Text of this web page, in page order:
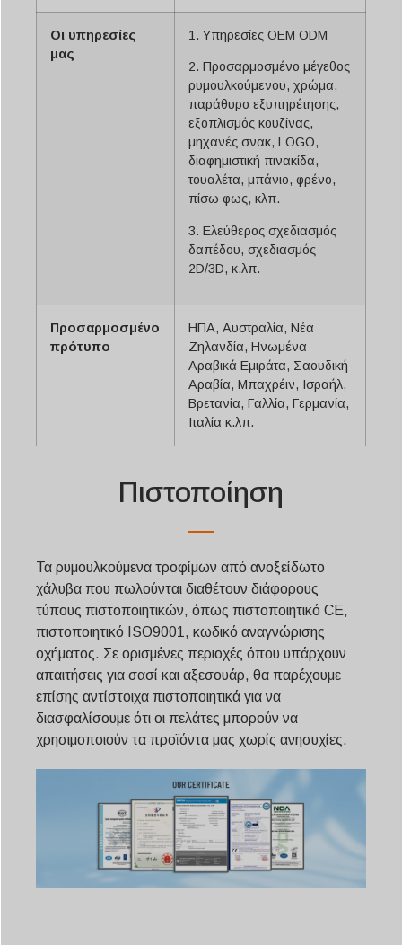
Οι υπηρεσίες
μας
1. Υπηρεσίες OEM ODM
2. Προσαρμοσμένο μέγεθος
ρυμουλκούμενου, χρώμα,
παράθυρο εξυπηρέτησης,
εξοπλισμός κουζίνας,
μηχανές σνακ, LOGO,
διαφημιστική πινακίδα,
τουαλέτα, μπάνιο, φρένο,
πίσω φως, κλπ.
3. Ελεύθερος σχεδιασμός
δαπέδου, σχεδιασμός
2D/3D, κ.λπ.
Προσαρμοσμένο
πρότυπο
ΗΠΑ, Αυστραλία, Νέα
Ζηλανδία, Ηνωμένα
Αραβικά Εμιράτα, Σαουδική
Αραβία, Μπαχρέιν, Ισραήλ,
Βρετανία, Γαλλία, Γερμανία,
Ιταλία κ.λπ.
Πιστοποίηση
Τα ρυμουλκούμενα τροφίμων από ανοξείδωτο
χάλυβα που πωλούνται διαθέτουν διάφορους
τύπους πιστοποιητικών, όπως πιστοποιητικό CE,
πιστοποιητικό ISO9001, κωδικό αναγνώρισης
οχήματος. Σε ορισμένες περιοχές όπου υπάρχουν
απαιτήσεις για σασί και αξεσουάρ, θα παρέχουμε
επίσης αντίστοιχα πιστοποιητικά για να
διασφαλίσουμε ότι οι πελάτες μπορούν να
χρησιμοποιούν τα προϊόντα μας χωρίς ανησυχίες.
Dansk
Hrvatski
Српски језик
Norsk nynorsk
Eesti
Български
Nederlands (België)
हिन्दी
Norsk bokmål
Slovenčina